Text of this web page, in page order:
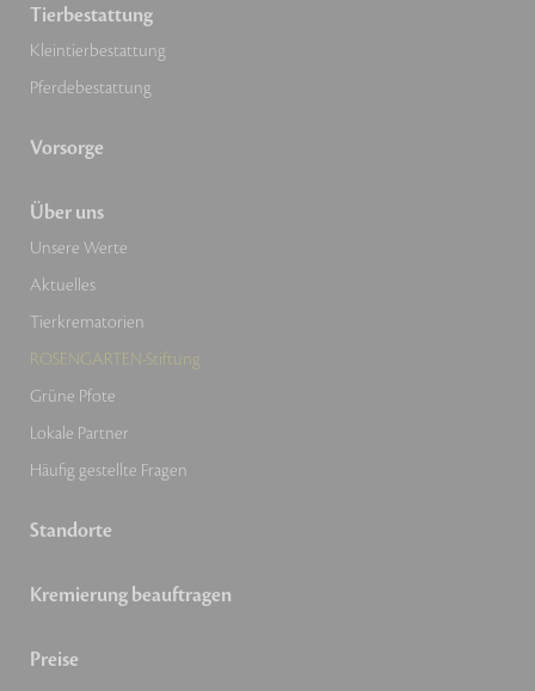
Tierbestattung
Kleintierbestattung
Pferdebestattung
Vorsorge
Über uns
Unsere Werte
Aktuelles
Tierkrematorien
ROSENGARTEN-Stiftung
Grüne Pfote
Lokale Partner
Häufig gestellte Fragen
Standorte
Kremierung beauftragen
Preise